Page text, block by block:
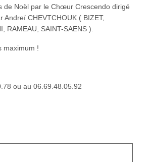
de Noël par le Chœur Crescendo dirigé
Andreï CHEVTCHOUK ( BIZET,
RAMEAU, SAINT-SAENS ).
maximum !
ou au 06.69.48.05.92